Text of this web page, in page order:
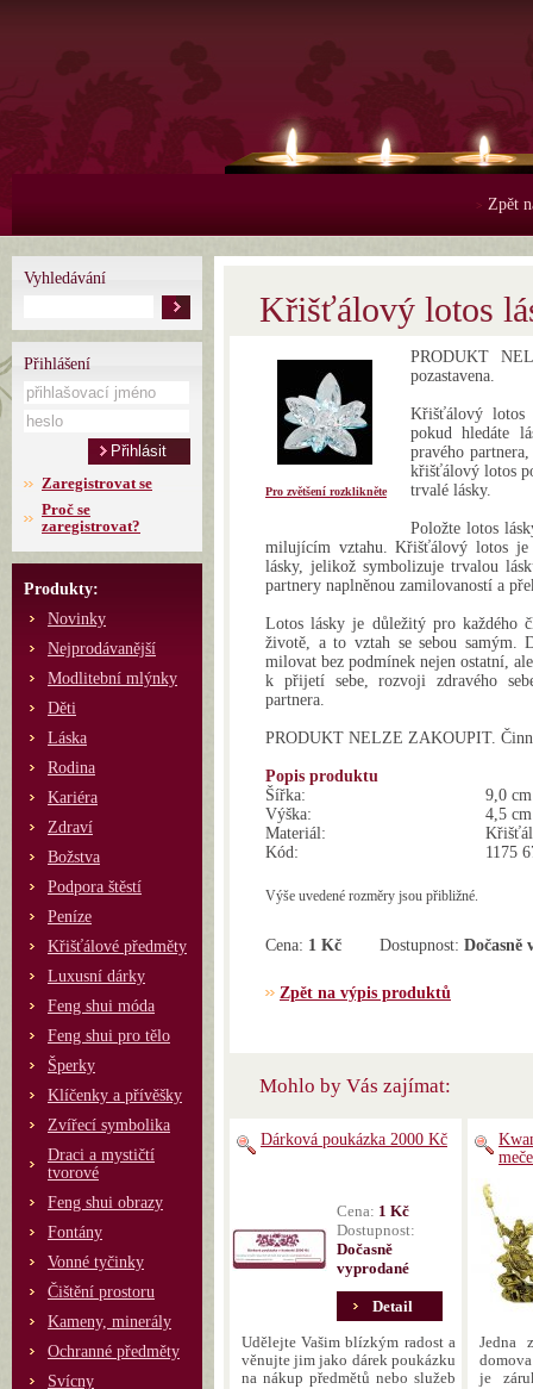
> Zpět
Vyhledávání
Přihlášení
Zaregistrovat se
Proč se
zaregistrovat?
Produkty:
Novinky
Nejprodávanější
Modlitební mlýnky
Děti
Láska
Rodina
Kariéra
Zdraví
Božstva
Podpora štěstí
Peníze
Křišťálové předměty
Luxusní dárky
Feng shui móda
Feng shui pro tělo
Šperky
Klíčenky a přívěšky
Zvířecí symbolika
Draci a mystičtí
tvorové
Feng shui obrazy
Fontány
Vonné tyčinky
Čištění prostoru
Kameny, minerály
Ochranné předměty
Svícny
Křišťálový lotos
Pro zvětšení rozklikněte
PRODUKT
pozastavena.
Křišťálový lotos
pokud hledáte
pravého
křišťálový lotos
trvalé lásky.
Položte lotos
milujícím vztahu. Křišťálový lotos je
lásky, jelikož symbolizuje trvalou
partnery naplněnou zamilovaností a
Lotos lásky je důležitý pro každého
životě, a to vztah se sebou samým.
milovat bez podmínek nejen ostatní,
k přijetí sebe, rozvoji zdravého
partnera.
PRODUKT NELZE ZAKOUPIT.
Popis produktu
Šířka:
9,0 cm
Výška:
4,5 cm
Materiál:
Křišťál
Kód:
1175
Výše uvedené rozměry jsou přibližné.
Cena: 1 Kč Dostupnost: Dočasně
Zpět na výpis produktů
Mohlo by Vás zajímat:
Dárková poukázka 2000 Kč
Cena: 1 Kč
Dostupnost:
Dočasně
vyprodané
Detail
Udělejte Vašim blízkým radost a
věnujte jim jako dárek poukázku
na nákup předmětů nebo služeb
Jedna
je